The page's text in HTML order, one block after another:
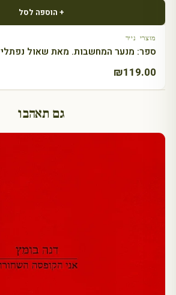
+ הוספה לסל
מוצרי נייר
ספר: מנער המחשבות. מאת שאול נפתלי
₪119.00
גם תאהבו